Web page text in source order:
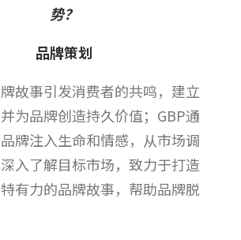
势？
品牌策划
故事引发消费者的共鸣，建立
为品牌创造持久价值；GBP通
牌注入生命和情感，从市场调
入了解目标市场，致力于打造
有力的品牌故事，帮助品牌脱